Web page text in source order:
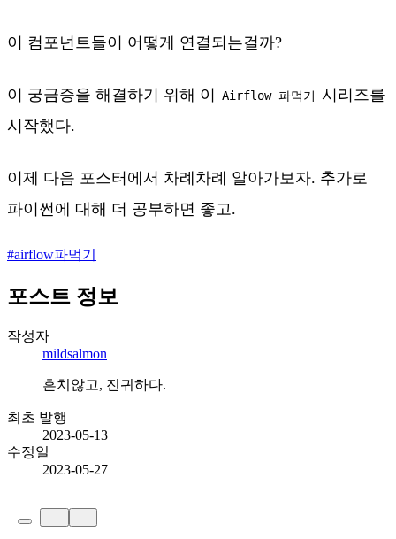
이 컴포넌트들이 어떻게 연결되는걸까?
이 궁금증을 해결하기 위해 이 Airflow 파먹기 시리즈를
시작했다.
이제 다음 포스터에서 차례차례 알아가보자. 추가로
파이썬에 대해 더 공부하면 좋고.
#airflow파먹기
포스트 정보
작성자
mildsalmon
흔치않고, 진귀하다.
최초 발행
2023-05-13
수정일
2023-05-27